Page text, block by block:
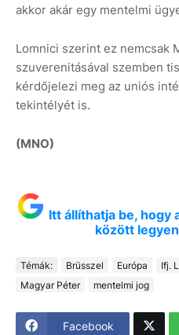
akkor akár egy mentelmi
Lomnici szerint ez nemcsak
szuverenitásával szemben
kérdőjelezi meg az uniós
tekintélyét is.
(MNO)
Itt állíthatja be, hogy
között
Témák: Brüsszel Európa Ifj.
Magyar Péter
mentelmi jog
Facebook